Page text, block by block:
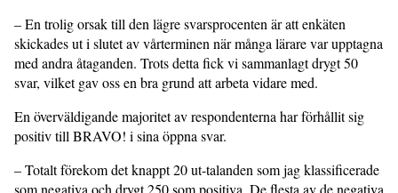
– En trolig orsak till den lägre svars­procenten är att enkäten
skickades ut i slutet av vårterminen när många lärare var upptagna
med andra åtaganden. Trots detta fick vi sammanlagt drygt 50
svar, vilket gav oss en bra grund att arbeta vidare med.
En överväldigande majoritet av res­pondenterna har förhållit sig
positiv till BRAVO! i sina öppna svar.
– Totalt förekom det knappt 20 ut­-talanden som jag klassificerade
som negativa och drygt 250 som positiva. De flesta av de negativa